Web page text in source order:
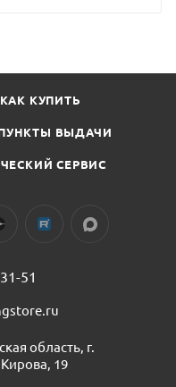
КАК КУПИТЬ
ВЫДАЧИ
СЕРВИС
51
область, г.
19